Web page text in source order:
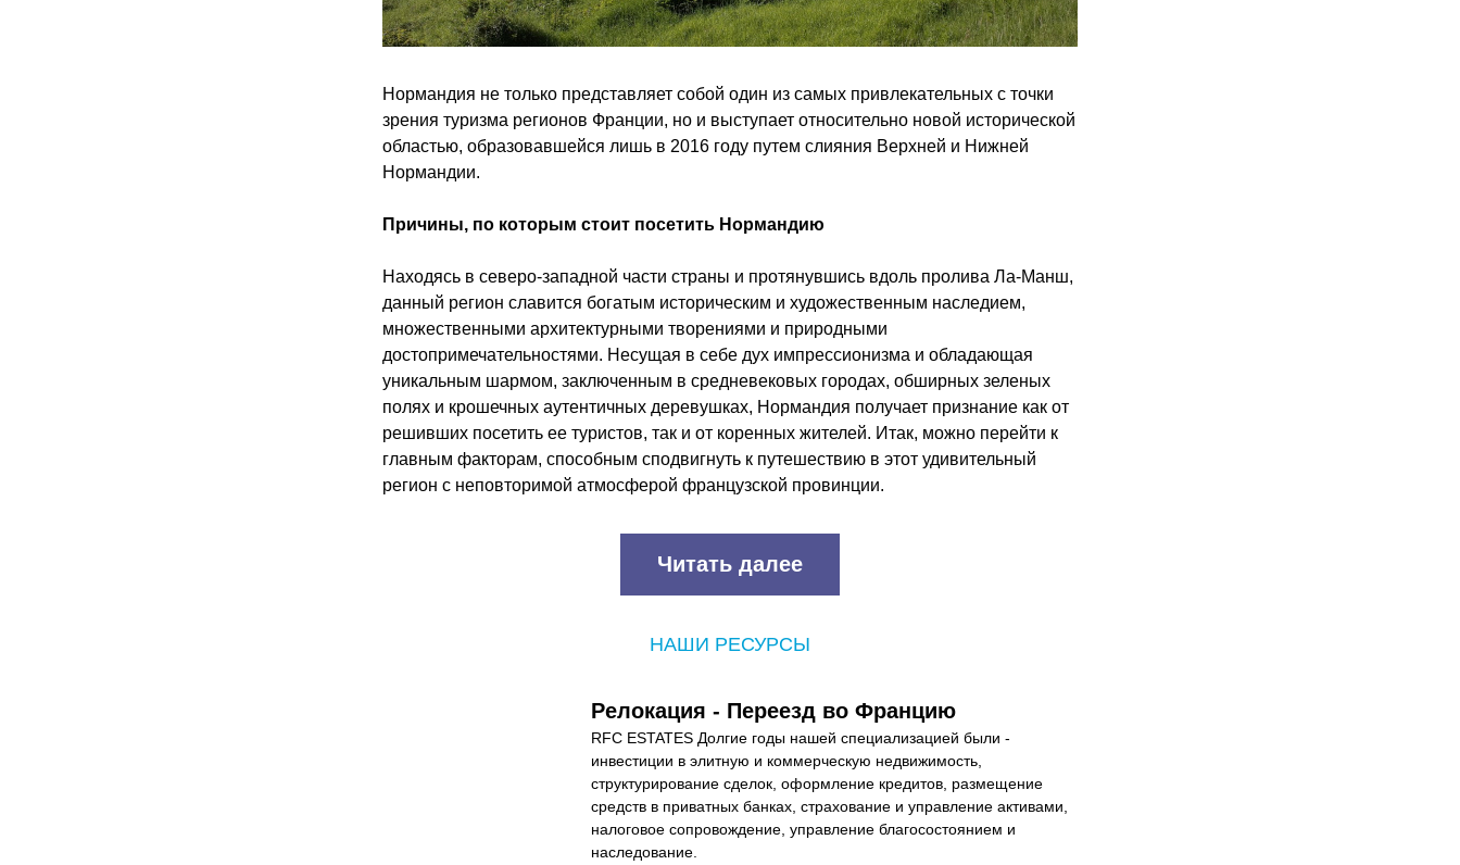
Нормандия не только представляет собой один из самых привлекательных с точки
зрения туризма регионов Франции, но и выступает относительно новой исторической
областью, образовавшейся лишь в 2016 году путем слияния Верхней и Нижней
Нормандии.
Причины, по которым стоит посетить Нормандию
Находясь в северо-западной части страны и протянувшись вдоль пролива Ла-Манш,
данный регион славится богатым историческим и художественным наследием,
множественными архитектурными творениями и природными
достопримечательностями. Несущая в себе дух импрессионизма и обладающая
уникальным шармом, заключенным в средневековых городах, обширных зеленых
полях и крошечных аутентичных деревушках, Нормандия получает признание как от
решивших посетить ее туристов, так и от коренных жителей. Итак, можно перейти к
главным факторам, способным сподвигнуть к путешествию в этот удивительный
регион с неповторимой атмосферой французской провинции.
Читать далее
НАШИ РЕСУРСЫ
Релокация - Переезд во Францию
RFC ESTATES Долгие годы нашей специализацией были -
инвестиции в элитную и коммерческую недвижимость,
структурирование сделок, оформление кредитов, размещение
средств в приватных банках, страхование и управление активами,
налоговое сопровождение, управление благосостоянием и
наследование.